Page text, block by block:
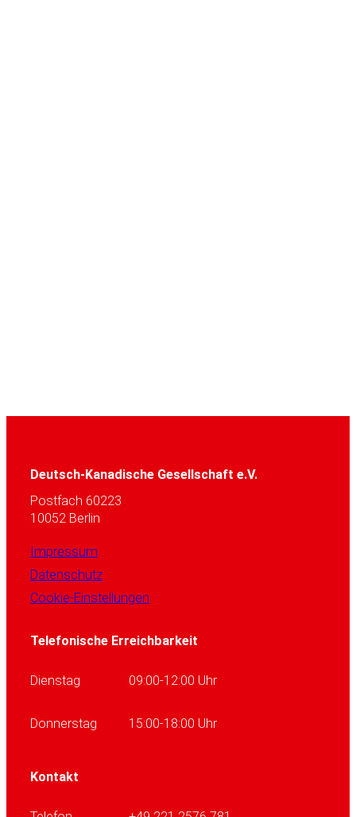
Deutsch-Kanadische Gesellschaft e.V.
Postfach 60223
10052 Berlin
Impressum
Datenschutz
Cookie-Einstellungen
Telefonische Erreichbarkeit
Dienstag 09:00-12:00 Uhr
Donnerstag 15:00-18:00 Uhr
Kontakt